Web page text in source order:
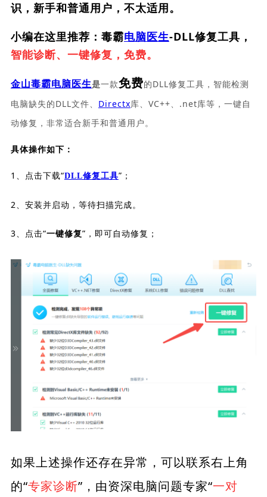
识，新手和普通用户，不太适用。
小编在这里推荐：毒霸电脑医生-DLL修复工具，
智能诊断、一键修复，免费。
金山毒霸电脑医生是一款免费的DLL修复工具，智能检测
电脑缺失的DLL文件、 Directx库、VC++、.net库等，一键自
动修复，非常适合新手和普通用户。
具体操作如下：
1、点击下载“DLL修复工具”；
2、安装并启动，等待扫描完成。
3、点击“一键修复”，即可自动修复；
如果上述操作还存在异常，可以联系右上角
的“专家诊断”，由资深电脑问题专家“一对